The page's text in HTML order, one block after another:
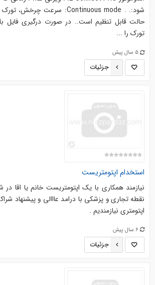
حالت قابل تنظیم است.. در صورت درگیری فایل با
تورک را ...
5 سال پیش
جزئیات
استخدام اپتومتریست
نیازمند همکاری با یک اپتومتریست خانم یا اقا
نقطه تجاری و پزشکی با درامد عااالی و پیشنهاد
اپتومتری نیازمندیم .
6 سال پیش
جزئیات